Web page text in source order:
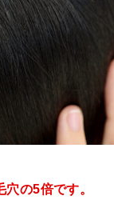
の5倍です。